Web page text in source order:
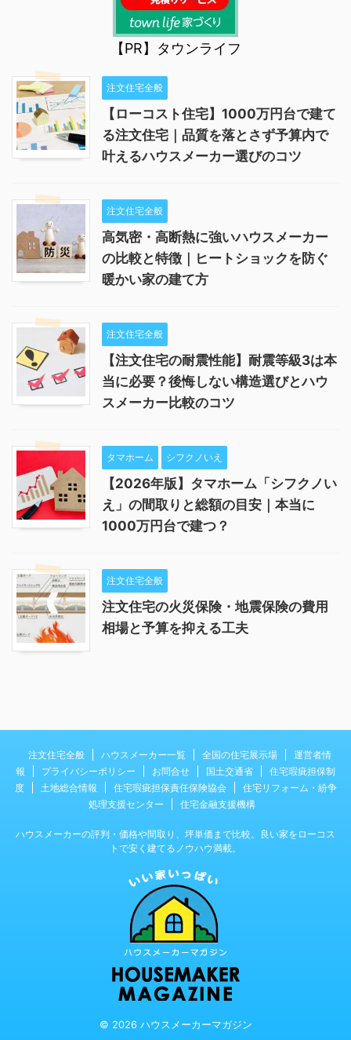
【PR】タウンライフ
注文住宅全般
【ローコスト住宅】1000万円台で建て
る注文住宅｜品質を落とさず予算内で
叶えるハウスメーカー選びのコツ
注文住宅全般
高気密・高断熱に強いハウスメーカー
の比較と特徴｜ヒートショックを防ぐ
暖かい家の建て方
注文住宅全般
【注文住宅の耐震性能】耐震等級3は本
当に必要？後悔しない構造選びとハウ
スメーカー比較のコツ
タマホーム シフクノいえ
【2026年版】タマホーム「シフクノい
え」の間取りと総額の目安｜本当に
1000万円台で建つ？
注文住宅全般
注文住宅の火災保険・地震保険の費用
相場と予算を抑える工夫
注文住宅全般 ハウスメーカー一覧 全国の住宅展示場
運営者情
報
プライバシーポリシー お問合せ 国土交通省
住宅瑕疵担保制
度
土地総合情報 住宅瑕疵担保責任保険協会
住宅リフォーム・紛争
処理支援センター
住宅金融支援機構
ハウスメーカーの評判・価格や間取り、坪単価まで比較。良い家をローコス
トで安く建てるノウハウ満載。
© 2026 ハウスメーカーマガジン